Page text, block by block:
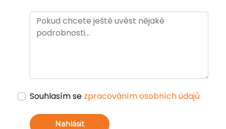
Souhlasím se zpracováním osobních údajů
Nahlásit